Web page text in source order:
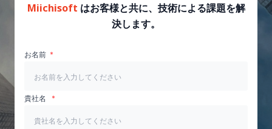
Miichisoft はお客様と共に、技術による課題を解
決します。
お名前
貴社名